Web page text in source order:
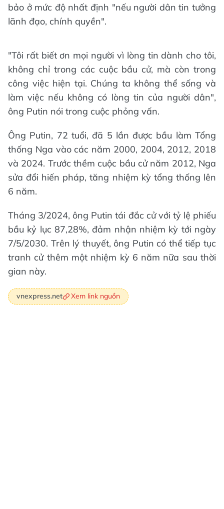
bảo ở mức độ nhất định "nếu người dân tin tưởng
lãnh đạo, chính quyền".
"Tôi rất biết ơn mọi người vì lòng tin dành cho tôi,
không chỉ trong các cuộc bầu cử, mà còn trong
công việc hiện tại. Chúng ta không thể sống và
làm việc nếu không có lòng tin của người dân",
ông Putin nói trong cuộc phỏng vấn.
Ông Putin, 72 tuổi, đã 5 lần được bầu làm Tổng
thống Nga vào các năm 2000, 2004, 2012, 2018
và 2024. Trước thềm cuộc bầu cử năm 2012, Nga
sửa đổi hiến pháp, tăng nhiệm kỳ tổng thống lên
6 năm.
Tháng 3/2024, ông Putin tái đắc cử với tỷ lệ phiếu
bầu kỷ lục 87,28%, đảm nhận nhiệm kỳ tới ngày
7/5/2030. Trên lý thuyết, ông Putin có thể tiếp tục
tranh cử thêm một nhiệm kỳ 6 năm nữa sau thời
gian này.
vnexpress.net Xem link nguồn